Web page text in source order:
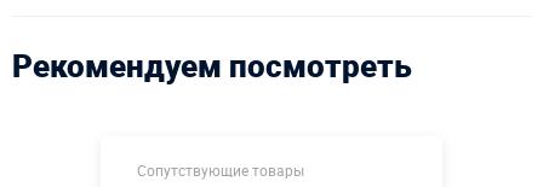
Рекомендуем посмотреть
Сопутствующие товары